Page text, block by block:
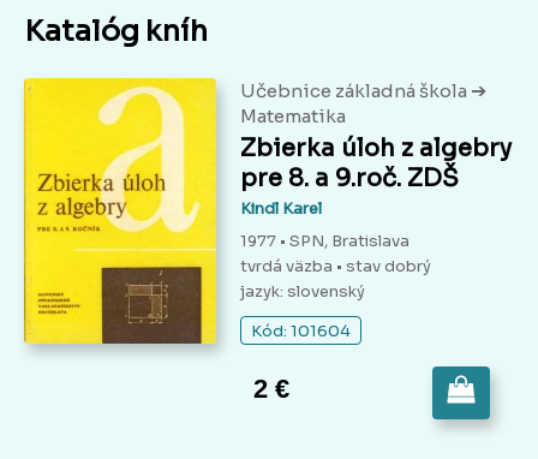
Katalóg kníh
Učebnice základná škola ➔
Matematika
Zbierka úloh z algebry
pre 8. a 9.roč. ZDŠ
Kindl Karel
1977 • SPN, Bratislava
tvrdá väzba • stav dobrý
jazyk: slovenský
Kód: 101604
2 €